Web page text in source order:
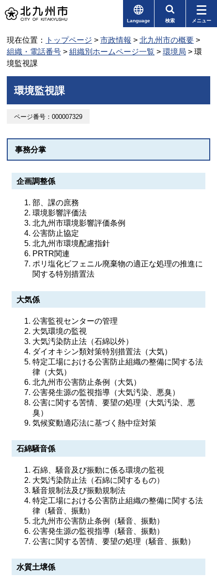
Language 検索 メニュー
現在位置： トップページ > 市政情報 > 北九州市の概要 >
組織・電話番号 > 組織別ホームページ一覧 > 環境局 > 環
境監視課
環境監視課
ページ番号：000007329
事務分掌
企画調整係
部、課の庶務
環境影響評価法
北九州市環境影響評価条例
公害防止協定
北九州市環境配慮指針
PRTR関連
ポリ塩化ビフェニル廃棄物の適正な処理の推進に
関する特別措置法
大気係
公害監視センターの管理
大気環境の監視
大気汚染防止法（石綿以外）
ダイオキシン類対策特別措置法（大気）
特定工場における公害防止組織の整備に関する法
律（大気）
北九州市公害防止条例（大気）
公害発生源の監視指導（大気汚染、悪臭）
公害に関する苦情、要望の処理（大気汚染、悪
臭）
気候変動適応法に基づく熱中症対策
石綿騒音係
石綿、騒音及び振動に係る環境の監視
大気汚染防止法（石綿に関するもの）
騒音規制法及び振動規制法
特定工場における公害防止組織の整備に関する法
律（騒音、振動）
北九州市公害防止条例（騒音、振動）
公害発生源の監視指導（騒音、振動）
公害に関する苦情、要望の処理（騒音、振動）
水質土壌係